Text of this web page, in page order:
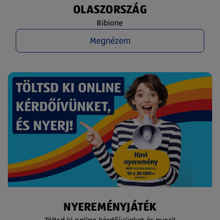
OLASZORSZÁG
Bibione
Megnézem
NYEREMÉNYJÁTÉK